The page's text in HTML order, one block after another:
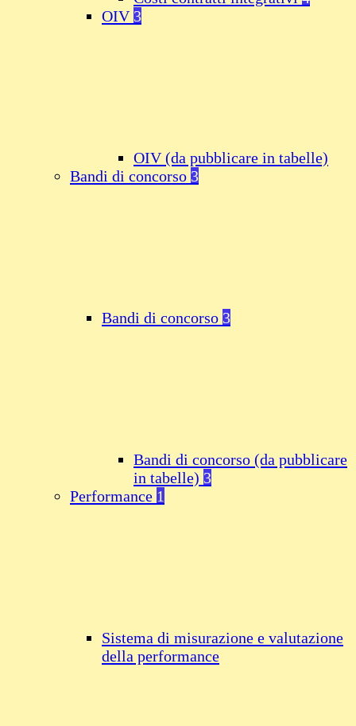
OIV 3
OIV (da pubblicare in tabelle)
Bandi di concorso 3
Bandi di concorso 3
Bandi di concorso (da pubblicare
in tabelle) 3
Performance 1
Sistema di misurazione e valutazione
della performance